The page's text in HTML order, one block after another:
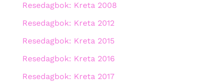
Resedagbok: Kreta 2008
Resedagbok: Kreta 2012
Resedagbok: Kreta 2015
Resedagbok: Kreta 2016
Resedagbok: Kreta 2017